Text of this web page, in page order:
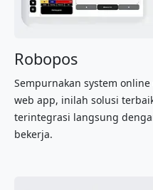
Robopos
Sempurnakan system
web app, inilah solusi
terintegrasi langsung
bekerja.